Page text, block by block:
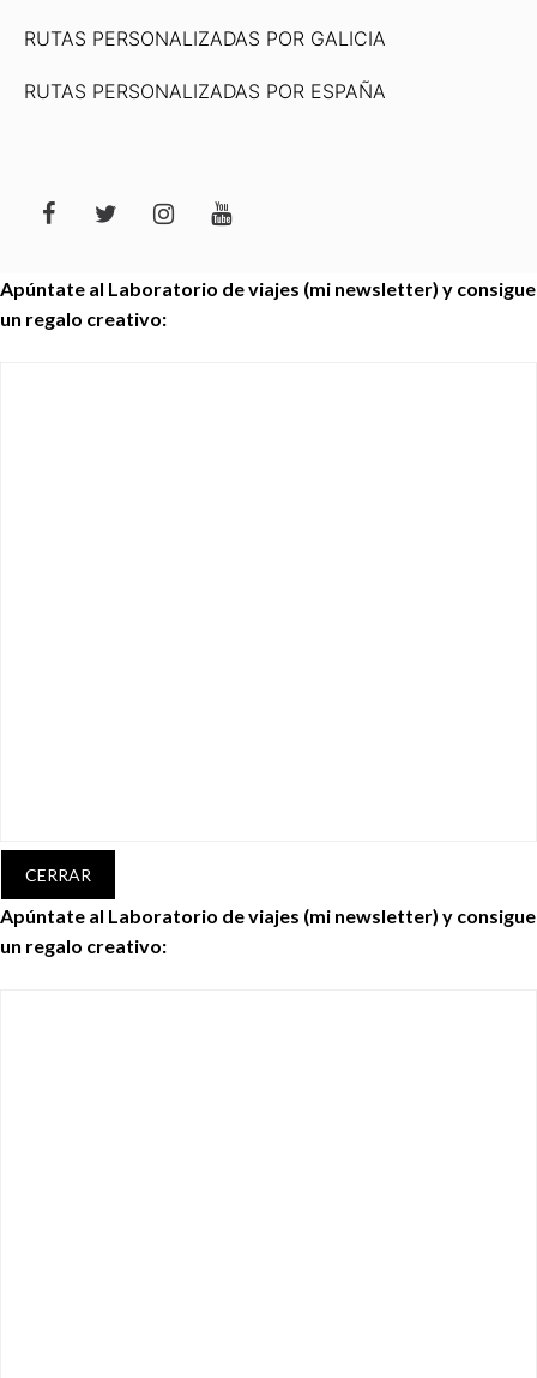
RUTAS PERSONALIZADAS POR GALICIA
RUTAS PERSONALIZADAS POR ESPAÑA
Apúntate al Laboratorio de viajes (mi newsletter) y consigue
un regalo creativo:
CERRAR
Apúntate al Laboratorio de viajes (mi newsletter) y consigue
un regalo creativo: